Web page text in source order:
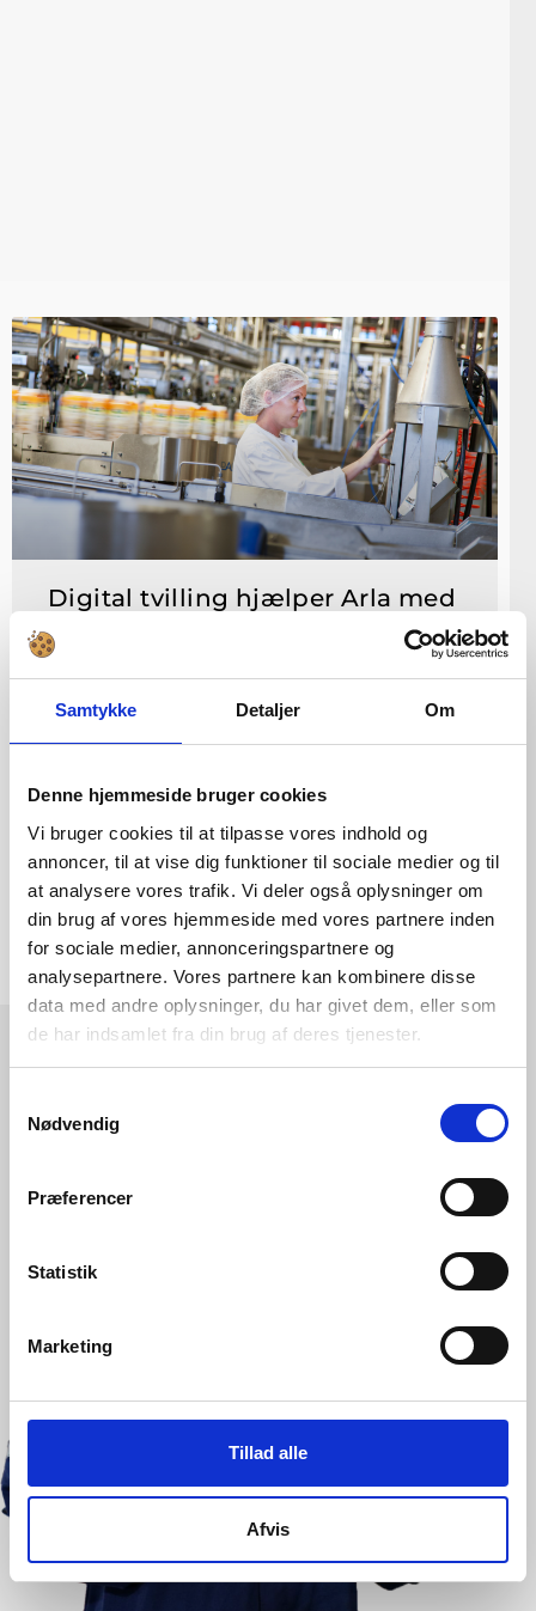
Samtykke Detaljer Om
Denne hjemmeside bruger cookies
Vi bruger cookies til at tilpasse vores indhold og
annoncer, til at vise dig funktioner til sociale medier og til
at analysere vores trafik. Vi deler også oplysninger om
din brug af vores hjemmeside med vores partnere inden
for sociale medier, annonceringspartnere og
analysepartnere. Vores partnere kan kombinere disse
data med andre oplysninger, du har givet dem, eller som
de har indsamlet fra din brug af deres tjenester.
Nødvendig
Præferencer
Statistik
Marketing
Tillad alle
Afvis
Digital tvilling hjælper Arla med
at overvåge mikrobiel vækst
Vi har i samarbejde med FORCE
Technology og SPX Flow implementeret
en avanceret digital tvilling i Arla Foods
med at planlægge og optimere rengøring
uden unødvendig nedetid.